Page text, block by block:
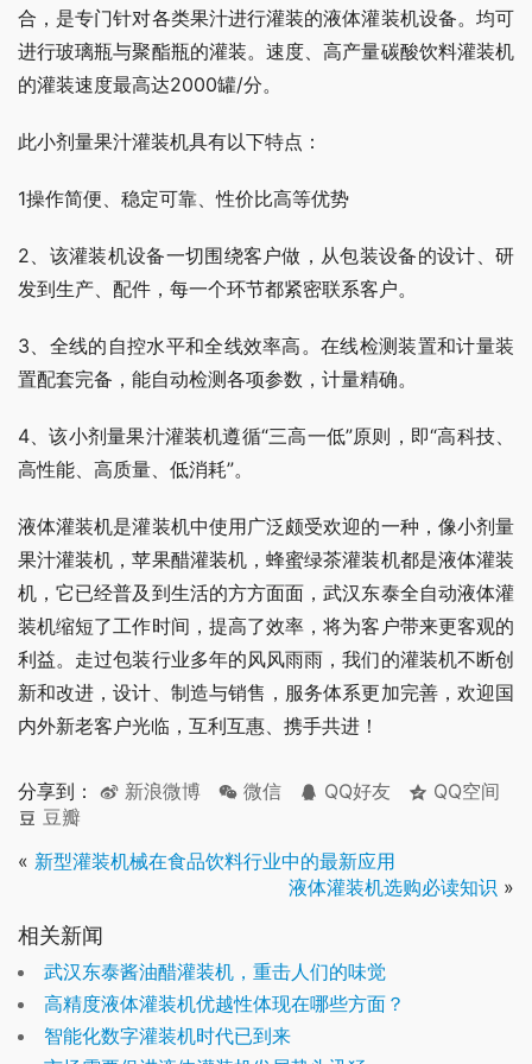
合，是专门针对各类果汁进行灌装的液体灌装机设备。均可
进行玻璃瓶与聚酯瓶的灌装。速度、高产量碳酸饮料灌装机
的灌装速度最高达2000罐/分。
此小剂量果汁灌装机具有以下特点：
1操作简便、稳定可靠、性价比高等优势
2、该灌装机设备一切围绕客户做，从包装设备的设计、研
发到生产、配件，每一个环节都紧密联系客户。
3、全线的自控水平和全线效率高。在线检测装置和计量装
置配套完备，能自动检测各项参数，计量精确。
4、该小剂量果汁灌装机遵循“三高一低”原则，即“高科技、
高性能、高质量、低消耗”。
液体灌装机是灌装机中使用广泛颇受欢迎的一种，像小剂量
果汁灌装机，苹果醋灌装机，蜂蜜绿茶灌装机都是液体灌装
机，它已经普及到生活的方方面面，武汉东泰全自动液体灌
装机缩短了工作时间，提高了效率，将为客户带来更客观的
利益。走过包装行业多年的风风雨雨，我们的灌装机不断创
新和改进，设计、制造与销售，服务体系更加完善，欢迎国
内外新老客户光临，互利互惠、携手共进！
分享到： 新浪微博 微信 QQ好友
QQ空间
豆瓣
« 新型灌装机械在食品饮料行业中的最新应用
液体灌装机选购必读知识 »
相关新闻
武汉东泰酱油醋灌装机，重击人们的味觉
高精度液体灌装机优越性体现在哪些方面？
智能化数字灌装机时代已到来